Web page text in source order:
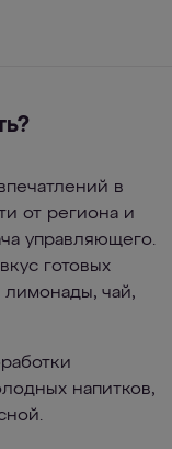
в
от региона и
управляющего.
готовых
лимонады, чай,
напитков,